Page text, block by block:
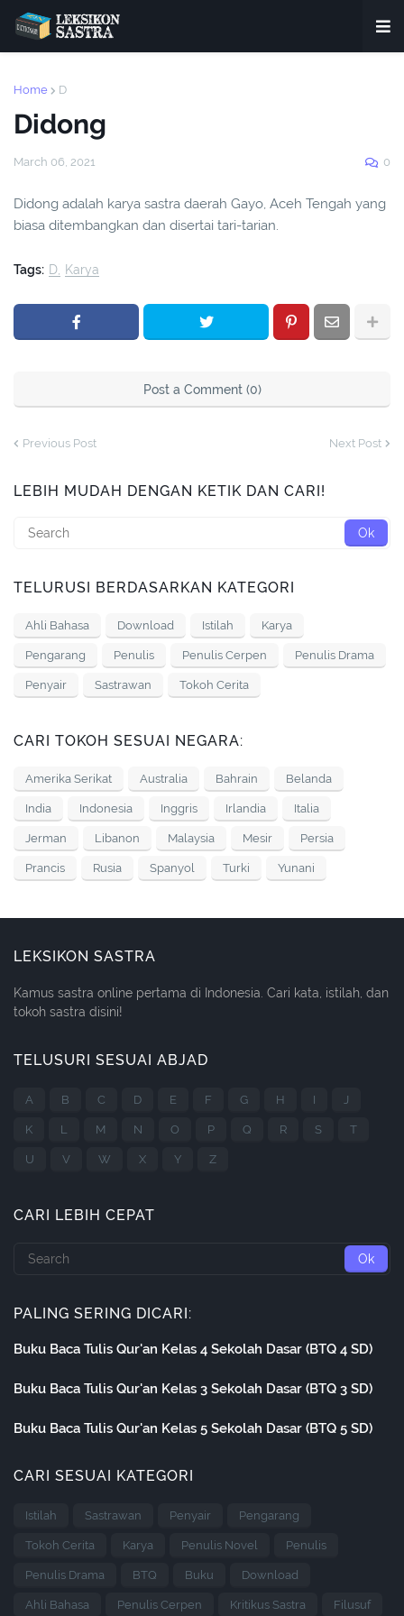
Home D
Didong
March 06, 2021 0
Didong adalah karya sastra daerah Gayo, Aceh Tengah yang
biasa ditembangkan dan disertai tari-tarian.
Tags: D Karya
Post a Comment (0)
Previous Post Next Post
LEBIH MUDAH DENGAN KETIK DAN CARI!
TELURUSI BERDASARKAN KATEGORI
Ahli Bahasa Download Istilah Karya
Pengarang Penulis Penulis Cerpen Penulis Drama
Penyair Sastrawan Tokoh Cerita
CARI TOKOH SESUAI NEGARA:
Amerika Serikat Australia Bahrain Belanda
India Indonesia Inggris Irlandia Italia
Jerman Libanon Malaysia Mesir Persia
Prancis Rusia Spanyol Turki Yunani
LEKSIKON SASTRA
Kamus sastra online pertama di Indonesia. Cari kata, istilah, dan
tokoh sastra disini!
TELUSURI SESUAI ABJAD
A B C D E F G H I J
K L M N O P Q R S T
U V W X Y Z
CARI LEBIH CEPAT
PALING SERING DICARI:
Buku Baca Tulis Qur'an Kelas 4 Sekolah Dasar (BTQ 4 SD)
Buku Baca Tulis Qur'an Kelas 3 Sekolah Dasar (BTQ 3 SD)
Buku Baca Tulis Qur'an Kelas 5 Sekolah Dasar (BTQ 5 SD)
CARI SESUAI KATEGORI
Istilah Sastrawan Penyair Pengarang
Tokoh Cerita Karya Penulis Novel Penulis
Penulis Drama BTQ Buku Download
Ahli Bahasa Penulis Cerpen Kritikus Sastra Filusuf